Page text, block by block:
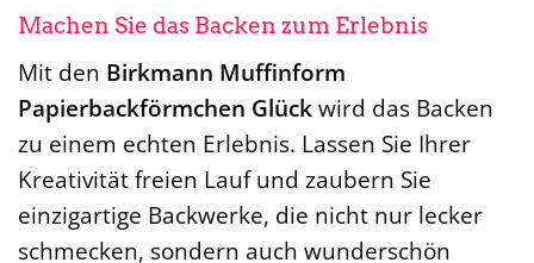
Machen Sie das Backen zum Erlebnis
Mit den Birkmann Muffinform
Papierbackförmchen Glückwird das Backen
zu einem echten Erlebnis. Lassen Sie Ihrer
Kreativität freien Lauf und zaubern Sie
einzigartige Backwerke, die nicht nur lecker
schmecken, sondern auch wunderschön